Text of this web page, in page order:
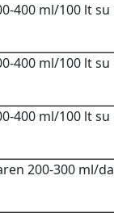
400 ml/100 lt su
400 ml/100 lt su
400 ml/100 lt su
200-300 ml/da